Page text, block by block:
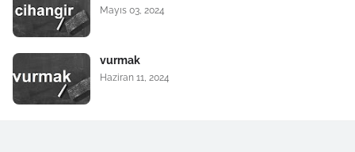
Mayıs 03, 2024
vurmak
Haziran 11, 2024